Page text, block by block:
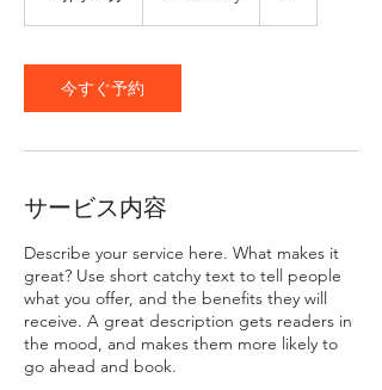
0
分
今すぐ予約
サービス内容
Describe your service here. What makes it
great? Use short catchy text to tell people
what you offer, and the benefits they will
receive. A great description gets readers in
the mood, and makes them more likely to
go ahead and book.